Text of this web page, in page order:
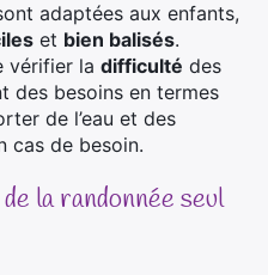
adaptées aux enfants,
et bien balisés.
vérifier la difficulté des
des besoins en termes
de l’eau et des
cas de besoin.
la randonnée seul